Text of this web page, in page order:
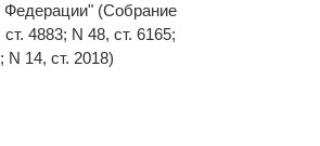
Федерации" (Собрание
4883; N 48, ст. 6165;
N 14, ст. 2018)